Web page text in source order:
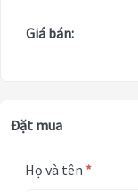
Giá bán:
Đặt mua
Họ và tên *